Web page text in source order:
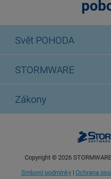
Svět POHODA
STORMWARE
Zákony
Copyright © 2026
Smluvní podmínky| Ochrana